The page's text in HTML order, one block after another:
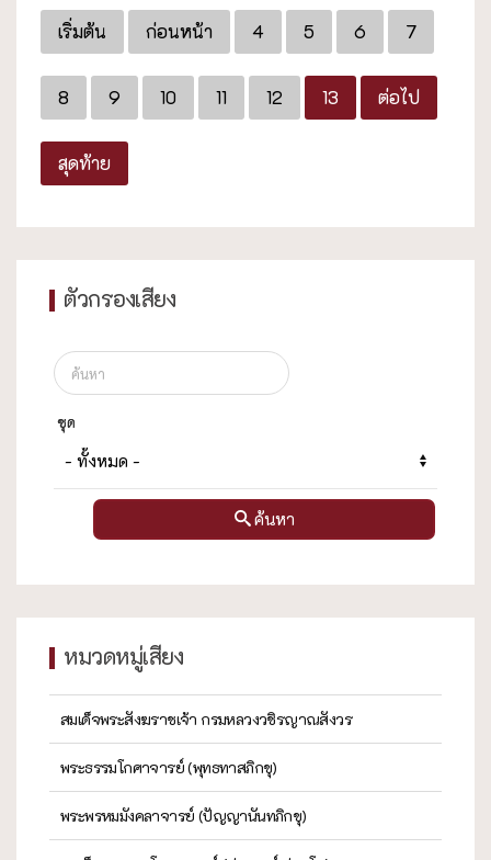
เริ่มต้น ก่อนหน้า 4 5 6 7
8 9 10 11 12 13 ต่อไป
สุดท้าย
ตัวกรองเสียง
ชุด
ค้นหา
หมวดหมู่เสียง
สมเด็จพระสังฆราชเจ้า กรมหลวงวชิรญาณสังวร
พระธรรมโกศาจารย์ (พุทธทาสภิกขุ)
พระพรหมมังคลาจารย์ (ปัญญานันทภิกขุ)